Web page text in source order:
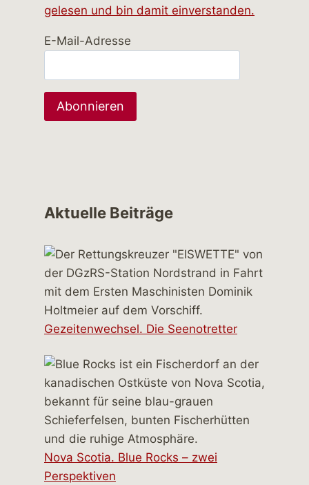
gelesen und bin damit einverstanden.
E-Mail-Adresse
Aktuelle Beiträge
Gezeitenwechsel. Die Seenotretter
Nova Scotia. Blue Rocks – zwei
Perspektiven